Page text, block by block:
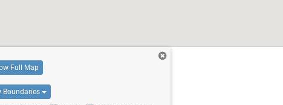
Full Map
Boundaries